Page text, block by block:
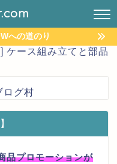
への道のり
ケース組み立てと部品
ログ村
品プロモーションが